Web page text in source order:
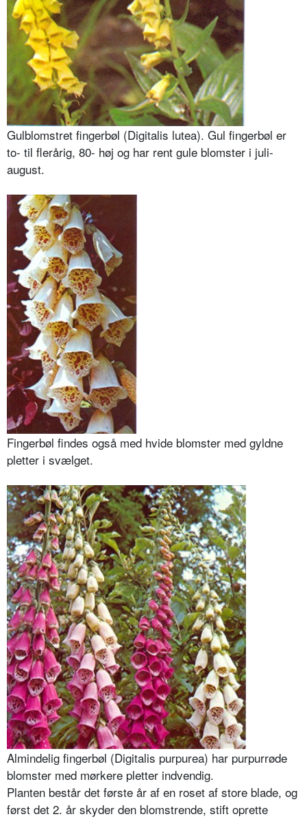
Gulblomstret fingerbøl (Digitalis lutea). Gul fingerbøl er
to- til flerårig, 80- høj og har rent gule blomster i juli-
august.
Fingerbøl findes også med hvide blomster med gyldne
pletter i svælget.
Almindelig fingerbøl (Digitalis purpurea) har purpurrøde
blomster med mørkere pletter indvendig.
Planten består det første år af en roset af store blade, og
først det 2. år skyder den blomstrende, stift oprette